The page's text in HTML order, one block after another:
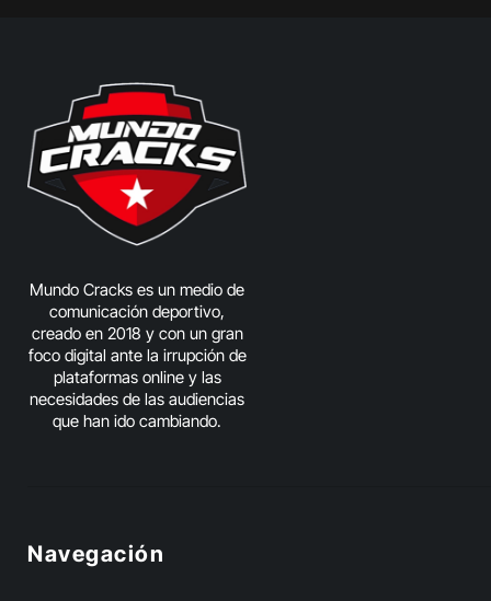
Mundo Cracks es un medio de
comunicación deportivo,
creado en 2018 y con un gran
foco digital ante la irrupción de
plataformas online y las
necesidades de las audiencias
que han ido cambiando.
Navegación